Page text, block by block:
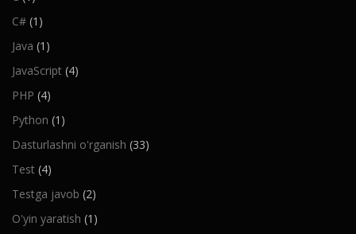
C# (1)
Java (1)
JavaScript (4)
PHP (4)
Python (1)
Dasturlashni o'rganish (33)
Test (4)
Testga javob (2)
O'yin yaratish (1)